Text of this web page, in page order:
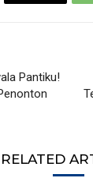
Pantiku!
RELATED